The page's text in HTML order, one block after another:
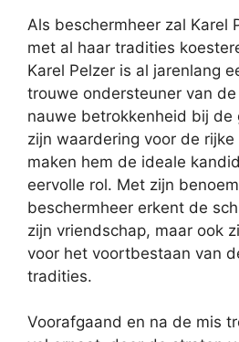
Als beschermheer zal Karel
met al haar tradities
Karel Pelzer is al jarenlang
trouwe ondersteuner van
nauwe betrokkenheid bij de
zijn waardering voor de
maken hem de ideale
eervolle rol. Met zijn
beschermheer erkent de
zijn vriendschap, maar ook
voor het voortbestaan van
tradities.
Voorafgaand en na de mis